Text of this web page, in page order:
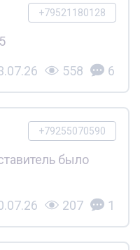
+79521180128
558 6
+79255070590
было
207 1